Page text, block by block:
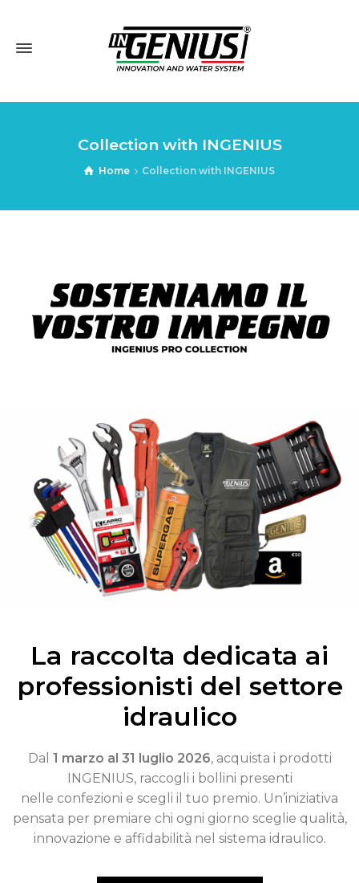
Collection with INGENIUS
Home Collection with INGENIUS
La raccolta dedicata ai
professionisti del settore
idraulico
Dal 1 marzo al 31 luglio 2026, acquista i prodotti
INGENIUS, raccogli i bollini presenti
nelle confezioni e scegli il tuo premio. Un’iniziativa
pensata per premiare chi ogni giorno sceglie qualità,
innovazione e affidabilità nel sistema idraulico.